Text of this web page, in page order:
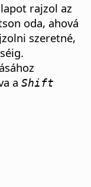
rajzol az
oda, ahová
szeretné,
a Shift